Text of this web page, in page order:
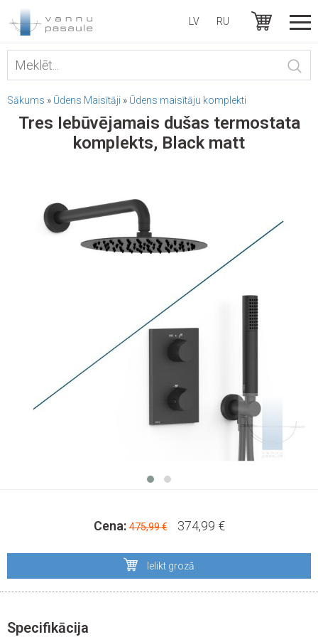
LV RU
Sākums » Ūdens Maisītāji » Ūdens maisītāju komplekti
Tres Iebūvējamais dušas termostata
komplekts, Black matt
Cena:475,99 € 374,99 €
Ielikt grozā
Specifikācija